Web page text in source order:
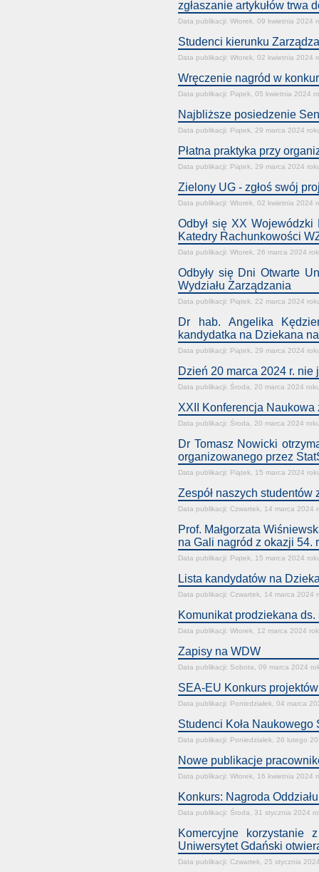
zgłaszanie artykułów trwa
Data publikacji: Wtorek, 09 kwietnia 2024
Studenci kierunku
Data publikacji: Wtorek, 02 kwietnia 2024
Wręczenie nagród w
Data publikacji: Piątek, 05 kwietnia 2024
Najbliższe posiedzenie
Data publikacji: Piątek, 29 marca 2024
Płatna praktyka przy
Data publikacji: Piątek, 29 marca 2024
Zielony UG - zgłoś swój
Data publikacji: Wtorek, 02 kwietnia 2024
Odbył się XX Wojewódzki
Katedry Rachunkowości
Data publikacji: Wtorek, 26 marca 2024
Odbyły się Dni Otwarte
Wydziału Zarządzania
Data publikacji: Piątek, 22 marca 2024
Dr hab. Angelika
kandydatka na Dziekana
Data publikacji: Piątek, 29 marca 2024
Dzień 20 marca 2024 r. nie
Data publikacji: Środa, 20 marca 2024
XXII Konferencja
Data publikacji: Środa, 20 marca 2024
Dr Tomasz Nowicki
organizowanego przez
Data publikacji: Piątek, 15 marca 2024
Zespół naszych studentów
Data publikacji: Czwartek, 14 marca 2024
Prof. Małgorzata
na Gali nagród z okazji 54.
Data publikacji: Piątek, 15 marca 2024
Lista kandydatów na
Data publikacji: Czwartek, 14 marca 2024
Komunikat prodziekana
Data publikacji: Wtorek, 12 marca 2024
Zapisy na WDW
Data publikacji: Sobota, 09 marca 2024
SEA-EU Konkurs
Data publikacji: Poniedziałek, 04 marca
Studenci Koła
Data publikacji: Poniedziałek, 26 lutego
Nowe publikacje
Data publikacji: Wtorek, 16 kwietnia 2024
Konkurs: Nagroda
Data publikacji: Środa, 31 stycznia 2024
Komercyjne korzystanie
Uniwersytet Gdański
Data publikacji: Czwartek, 25 stycznia